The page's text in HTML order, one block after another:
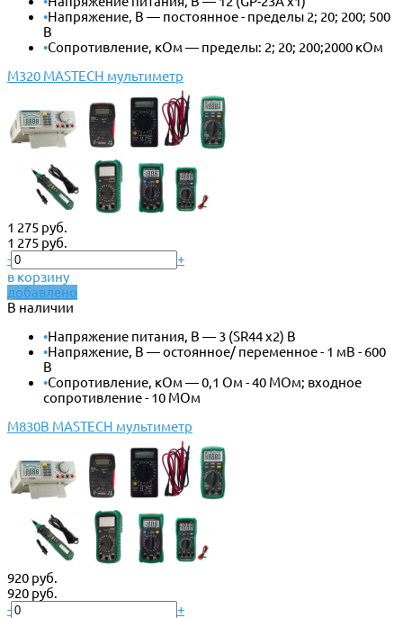
•Напряжение, В — постоянное - пределы 2; 20; 200; 500
В
•Сопротивление, кОм — пределы: 2; 20; 200;2000 кОм
M320 MASTECH мультиметр
1 275 руб.
1 275 руб.
-
+
в корзину
добавлено
В наличии
•Напряжение питания, В — 3 (SR44 x2) В
•Напряжение, В — остоянное/ переменное - 1 мВ - 600
В
•Сопротивление, кОм — 0,1 Ом - 40 МОм; входное
сопротивление - 10 МОм
M830B MASTECH мультиметр
920 руб.
920 руб.
-
+